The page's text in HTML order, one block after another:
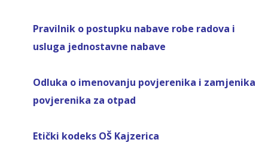
Pravilnik o postupku nabave robe radova i
usluga jednostavne nabave
Odluka o imenovanju povjerenika i zamjenika
povjerenika za otpad
Etički kodeks OŠ Kajzerica